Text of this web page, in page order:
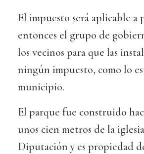
El impuesto será aplicable
entonces el grupo de
los vecinos para que las
ningún impuesto, como lo
municipio.
El parque fue construido
unos cien metros de la
Diputación y es propiedad